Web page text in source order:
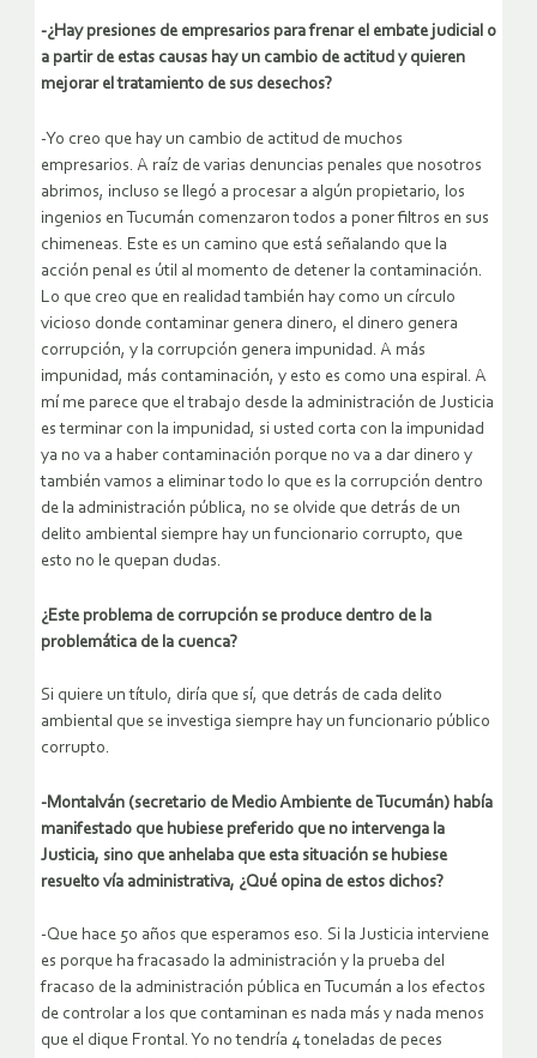
-¿Hay presiones de empresarios para frenar el embate judicial o
a partir de estas causas hay un cambio de actitud y quieren
mejorar el tratamiento de sus desechos?
-Yo creo que hay un cambio de actitud de muchos
empresarios. A raíz de varias denuncias penales que nosotros
abrimos, incluso se llegó a procesar a algún propietario, los
ingenios en Tucumán comenzaron todos a poner filtros en sus
chimeneas. Este es un camino que está señalando que la
acción penal es útil al momento de detener la contaminación.
Lo que creo que en realidad también hay como un círculo
vicioso donde contaminar genera dinero, el dinero genera
corrupción, y la corrupción genera impunidad. A más
impunidad, más contaminación, y esto es como una espiral. A
mí me parece que el trabajo desde la administración de Justicia
es terminar con la impunidad, si usted corta con la impunidad
ya no va a haber contaminación porque no va a dar dinero y
también vamos a eliminar todo lo que es la corrupción dentro
de la administración pública, no se olvide que detrás de un
delito ambiental siempre hay un funcionario corrupto, que
esto no le quepan dudas.
¿Este problema de corrupción se produce dentro de la
problemática de la cuenca?
Si quiere un título, diría que sí, que detrás de cada delito
ambiental que se investiga siempre hay un funcionario público
corrupto.
-Montalván (secretario de Medio Ambiente de Tucumán) había
manifestado que hubiese preferido que no intervenga la
Justicia, sino que anhelaba que esta situación se hubiese
resuelto vía administrativa, ¿Qué opina de estos dichos?
-Que hace 50 años que esperamos eso. Si la Justicia interviene
es porque ha fracasado la administración y la prueba del
fracaso de la administración pública en Tucumán a los efectos
de controlar a los que contaminan es nada más y nada menos
que el dique Frontal. Yo no tendría 4 toneladas de peces